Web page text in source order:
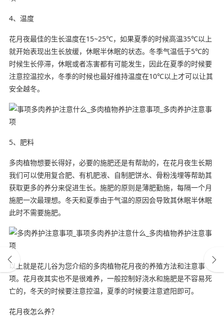
4、温度
花月夜最佳的生长温度在15~25℃，如果夏季的时候高温35℃以上
就开始表现出生长放缓，休眠半休眠的状态。冬季气温低于5℃的
时候生长停滞，休眠或者冻害都有可能发生，因此在夏季的时候要
注意控温控水，冬季的时候也最好维持温度在10℃以上才可以让其
安全越冬。
5、肥料
多肉植物想要长得好，必要的施肥还是有帮助的，在花月夜生长期
我们可以使用复合肥、有机肥液、自制肥饼水、骨粉浅埋等帮助其
获取更多的养分来促进生长。施肥的原则是薄肥勤施，每隔一个月
施肥一次最理想。冬天和夏季由于气温的原因会导致其休眠半休眠
此时不需要施肥。
以上就是花儿谷为您介绍的多肉植物花月夜的养殖方法和注意事
项。花月夜其实也不是很难养，一般控制好浇水和施肥是不容易死
亡的，冬天的时候要注意控温，夏季的时候要注意遮阳即可。
花月夜怎么养？